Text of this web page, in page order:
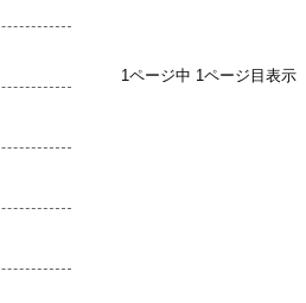
1ページ中 1ページ目表示